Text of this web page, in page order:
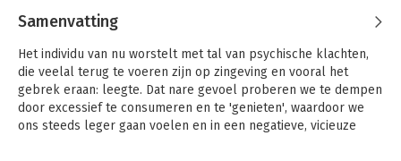
Samenvatting
Het individu van nu worstelt met tal van psychische klachten,
die veelal terug te voeren zijn op zingeving en vooral het
gebrek eraan: leegte. Dat nare gevoel proberen we te dempen
door excessief te consumeren en te 'genieten', waardoor we
ons steeds leger gaan voelen en in een negatieve, vicieuze